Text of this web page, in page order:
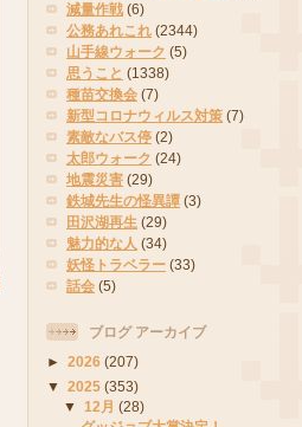
減量作戦 (6)
公務あれこれ (2344)
山手線ウォーク (5)
思うこと (1338)
種苗交換会 (7)
新型コロナウィルス対策 (7)
素敵なバス停 (2)
太郎ウォーク (24)
地震災害 (29)
鉄城先生の怪異譚 (3)
田沢湖再生 (29)
魅力的な人 (34)
妖怪トラベラー (33)
話会 (5)
ブログ アーカイブ
► 2026 (207)
▼ 2025 (353)
▼ 12月(28)